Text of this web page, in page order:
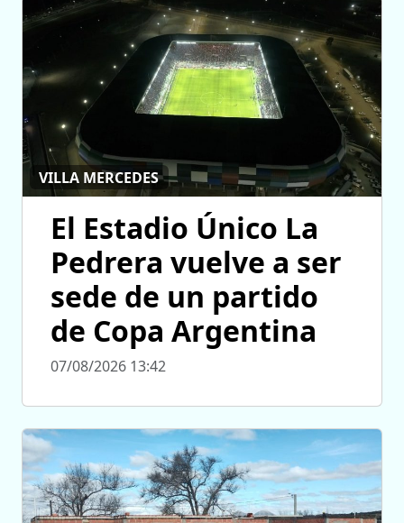
VILLA MERCEDES
El Estadio Único La
Pedrera vuelve a ser
sede de un partido
de Copa Argentina
07/08/2026 13:42